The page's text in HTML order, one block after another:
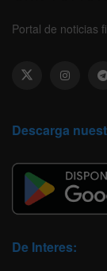
Portal de noticias
Descarga
De Interes: